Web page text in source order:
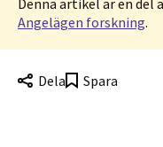
Denna artikel är en del
Angelägen forskning.
Dela Spara